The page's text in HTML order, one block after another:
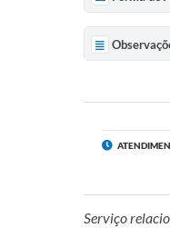
Serviço